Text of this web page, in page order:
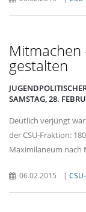
Mitmachen
gestalten
SAMSTAG, 28.
Deutlich verjüngt
der CSU-Fraktion:
Maximilaneum nach
06.02.2015 |